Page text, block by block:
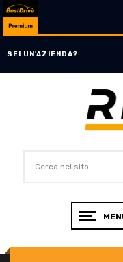
SEI UN'AZIENDA?